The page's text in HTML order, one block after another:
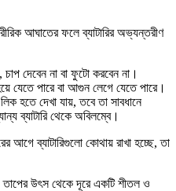
আঘাতের ফলে ব্যাটারির অভ্যন্তরীণ
দেবেন না বা ফুটো করবেন না।
যেতে পারে বা আগুন লেগে যেতে পারে।
হতে দেখা যায়, তবে তা সাবধানে
ব্যাটারি থেকে অবিলম্বে।
আগে ব্যাটারিগুলো কোথায় রাখা হচ্ছে, তা
তাপের উৎস থেকে দূরে একটি শীতল ও